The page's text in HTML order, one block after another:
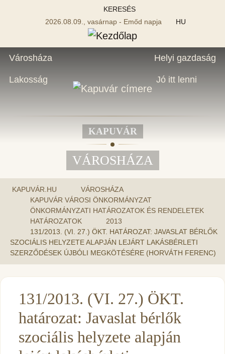
KERESÉS
2026.08.09., vasárnap - Emőd napja
HU
Városháza
Lakosság
Helyi gazdaság
Jó itt lenni
KAPUVÁR
VÁROSHÁZA
KAPUVÁR.HU
VÁROSHÁZA
KAPUVÁR VÁROSI ÖNKORMÁNYZAT
ÖNKORMÁNYZATI HATÁROZATOK ÉS RENDELETEK
HATÁROZATOK
2013
131/2013. (VI. 27.) ÖKT. HATÁROZAT: JAVASLAT BÉRLŐK
SZOCIÁLIS HELYZETE ALAPJÁN LEJÁRT LAKÁSBÉRLETI
SZERZŐDÉSEK ÚJBÓLI MEGKÖTÉSÉRE (HORVÁTH FERENC)
131/2013. (VI. 27.) ÖKT.
határozat: Javaslat bérlők
szociális helyzete alapján